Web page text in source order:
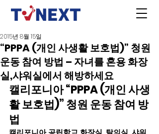
“PPPA (개인 사생활 보호법)” 청원
운동 참여 방법 – 자녀를 혼용 화장
실,샤워실에서 해방하세요
2015년 8월 15일
캘리포니아 “PPPA (개인 사생
활 보호법)” 청원 운동 참여 방
법